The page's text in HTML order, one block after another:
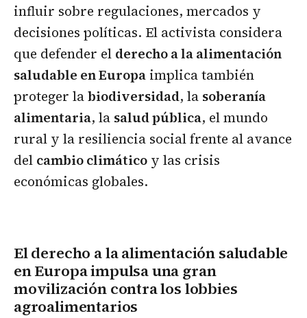
influir sobre regulaciones, mercados y
decisiones políticas. El activista considera
que defender el derecho a la alimentación
saludable en Europaimplica también
proteger labiodiversidad, la soberanía
alimentaria, la salud pública, el mundo
rural y la resiliencia social frente al avance
del cambio climático y las crisis
económicas globales.
El derecho a la alimentación saludable
en Europa impulsa una gran
movilización contra los lobbies
agroalimentarios